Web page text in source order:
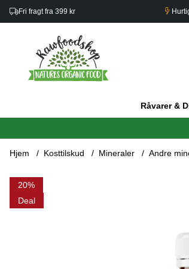
Fri fragt fra 399 kr
Råvarer &
Hjem Kosttilskud Mineraler Andre
20
Deal
Produktbilleder Jernsaft 500 ml